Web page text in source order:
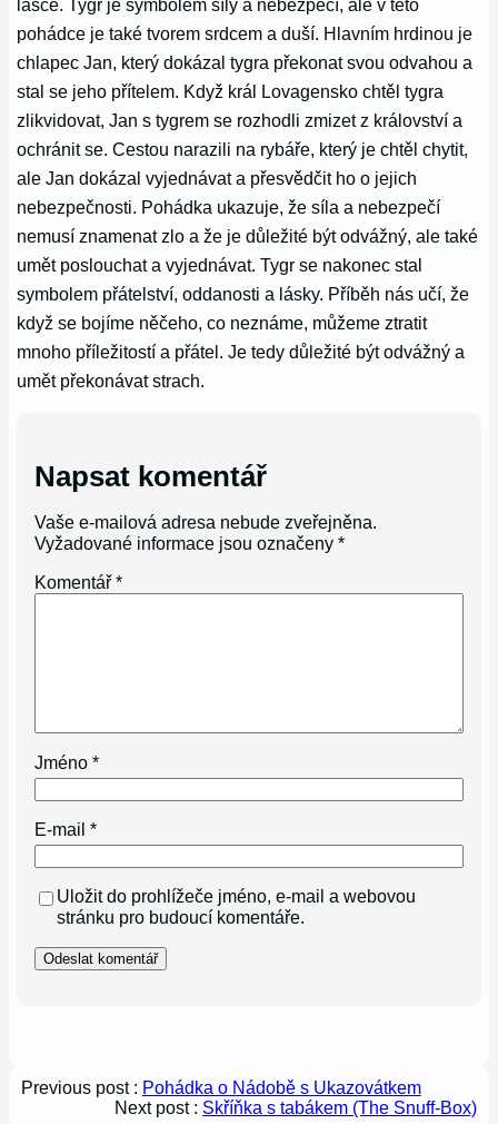
pohádce je také tvorem srdcem a duší. Hlavním hrdinou je
chlapec Jan, který dokázal tygra překonat svou odvahou a
stal se jeho přítelem. Když král Lovagensko chtěl tygra
zlikvidovat, Jan s tygrem se rozhodli zmizet z království a
ochránit se. Cestou narazili na rybáře, který je chtěl chytit,
ale Jan dokázal vyjednávat a přesvědčit ho o jejich
nebezpečnosti. Pohádka ukazuje, že síla a nebezpečí
nemusí znamenat zlo a že je důležité být odvážný, ale také
umět poslouchat a vyjednávat. Tygr se nakonec stal
symbolem přátelství, oddanosti a lásky. Příběh nás učí, že
když se bojíme něčeho, co neznáme, můžeme ztratit
mnoho příležitostí a přátel. Je tedy důležité být odvážný a
umět překonávat strach.
Napsat komentář
Vaše e-mailová adresa nebude zveřejněna.
Vyžadované informace jsou označeny*
Komentář*
Jméno*
E-mail*
Uložit do prohlížeče jméno, e-mail a webovou
stránku pro budoucí komentáře.
Previous post : Pohádka o Nádobě s Ukazovátkem
Next post : Skříňka s tabákem (The Snuff-Box)